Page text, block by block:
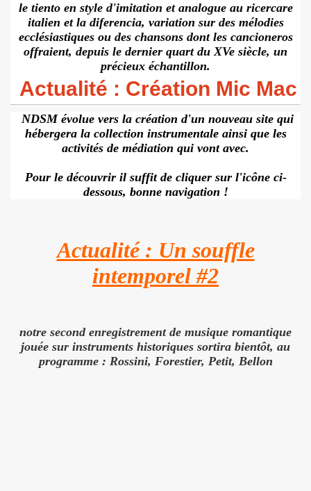
le tiento en style d'imitation et analogue au ricercare
italien et la diferencia, variation sur des mélodies
ecclésiastiques ou des chansons dont les cancioneros
offraient, depuis le dernier quart du XVe siècle, un
précieux échantillon.
Actualité : Création Mic Mac
NDSM évolue vers la création d'un nouveau site qui
hébergera la collection instrumentale ainsi que les
activités de médiation qui vont avec.
Pour le découvrir il suffit de cliquer sur l'icône ci-
dessous, bonne navigation !
Actualité : Un souffle
intemporel #2
notre second enregistrement de musique romantique
jouée sur instruments historiques sortira bientôt, au
programme : Rossini, Forestier, Petit, Bellon